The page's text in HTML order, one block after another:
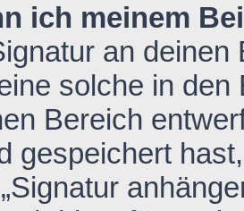
ich meinem
an
solche in den
Bereich
gespeichert